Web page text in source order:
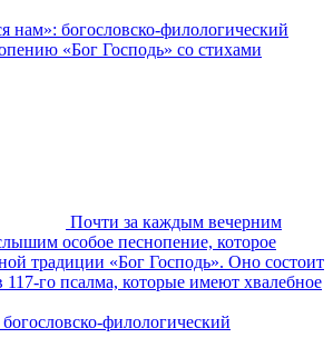
нам»: богословско-филологический
«Бог Господь» со стихами
Почти за каждым вечерним
особое песнопение, которое
традиции «Бог Господь». Оно состоит
117-го псалма, которые имеют хвалебное
филологический